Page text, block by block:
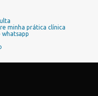
minha prática clínica
whatsapp